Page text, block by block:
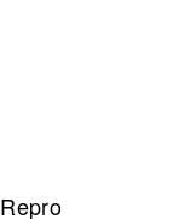
Repro